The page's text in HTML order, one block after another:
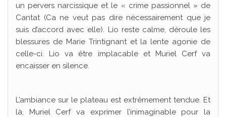
un pervers narcissique et le « crime passionnel » de
Cantat (Ca ne veut pas dire nécessairement que je
suis d’accord avec elle). Lio reste calme, déroule les
blessures de Marie Trintignant et la lente agonie de
celle-ci. Lio va être implacable et Muriel Cerf va
encaisser en silence.
L’ambiance sur le plateau est extrêmement tendue. Et
là, Muriel Cerf va exprimer l’inimaginable pour la